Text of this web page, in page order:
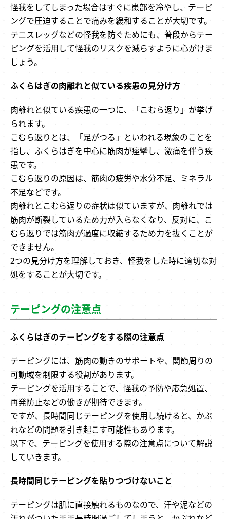
怪我をしてしまった場合はすぐに患部を冷やし、テーピ
ングで圧迫することで痛みを緩和することが大切です。
テニスレッグなどの怪我を防ぐためにも、普段からテー
ピングを活用して怪我のリスクを減らすように心がけま
しょう。
ふくらはぎの肉離れと似ている疾患の見分け方
肉離れと似ている疾患の一つに、「こむら返り」が挙げ
られます。
こむら返りとは、「足がつる」といわれる現象のことを
指し、ふくらはぎを中心に筋肉が痙攣し、激痛を伴う疾
患です。
こむら返りの原因は、筋肉の疲労や水分不足、ミネラル
不足などです。
肉離れとこむら返りの症状は似ていますが、肉離れでは
筋肉が断裂しているため力が入らなくなり、反対に、こ
むら返りでは筋肉が過度に収縮するため力を抜くことが
できません。
2つの見分け方を理解しておき、怪我をした時に適切な対
処をすることが大切です。
テーピングの注意点
ふくらはぎのテーピングをする際の注意点
テーピングには、筋肉の動きのサポートや、関節周りの
可動域を制限する役割があります。
テーピングを活用することで、怪我の予防や応急処置、
再発防止などの働きが期待できます。
ですが、長時間同じテーピングを使用し続けると、かぶ
れなどの問題を引き起こす可能性もあります。
以下で、テーピングを使用する際の注意点について解説
していきます。
長時間同じテーピングを貼りつづけないこと
テーピングは肌に直接触れるものなので、汗や泥などの